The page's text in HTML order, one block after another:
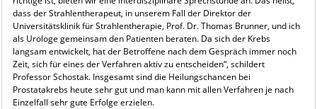
dass der Strahlentherapeut, in unserem Fall der Direktor der
Universitätsklinik für Strahlentherapie, Prof. Dr. Thomas Brunner, und ich
als Urologe gemeinsam den Patienten beraten. Da sich der Krebs
langsam entwickelt, hat der Betroffene nach dem Gespräch immer noch
Zeit, sich für eines der Verfahren aktiv zu entscheiden“, schildert
Professor Schostak. Insgesamt sind die Heilungschancen bei
Prostatakrebs heute sehr gut und man kann mit allen Verfahren je nach
Einzelfall sehr gute Erfolge erzielen.